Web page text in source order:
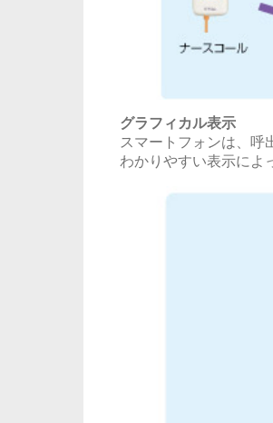
グラフィカル表示
スマートフォンは、呼
わかりやすい表示によ